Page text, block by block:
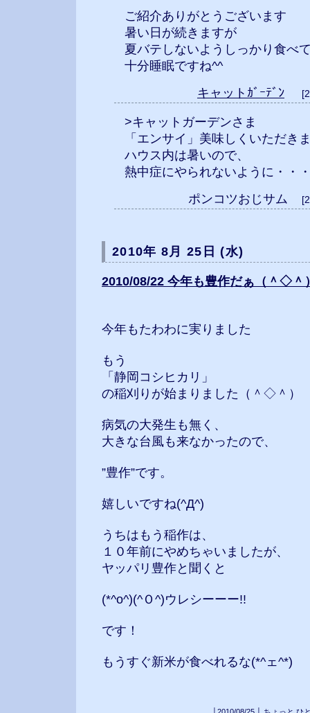
ご紹介ありがとうございます
暑い日が続きますが
夏バテしないようしっかり食べ
十分睡眠ですね^^
キャットｶﾞｰﾃﾞﾝ
>キャットガーデンさま
「エンサイ」美味しくいただき
ハウス内は暑いので、
熱中症にやられないように・・
ポンコツおじサム
2010年 8月 25日 (水)
2010/08/22 今年も豊作だぁ（＾◇＾
今年もたわわに実りました
もう
「静岡コシヒカリ」
の稲刈りが始まりました（＾◇＾）
病気の大発生も無く、
大きな台風も来なかったので、
”豊作”です。
嬉しいですね(^Д^)
うちはもう稲作は、
１０年前にやめちゃいましたが、
ヤッパリ豊作と聞くと
(*^o^)(^Ｏ^)ウレシーーー!!
です！
もうすぐ新米が食べれるな(*^ェ^*)